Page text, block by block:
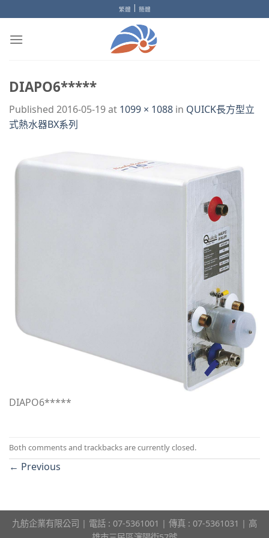
to
content
繁體 | 簡體
DIAPO6*****
Published 2016-05-19at 1099 × 1088 in QUICK長方型立
式熱水器BX系列
DIAPO6*****
Both comments and trackbacks are currently closed.
← Previous
九舫企業有限公司 | 電話 : 07-5361001 | 傳真 : 07-5361031 | 高